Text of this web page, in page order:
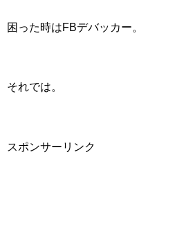
困った時はFBデバッカー。
それでは。
スポンサーリンク